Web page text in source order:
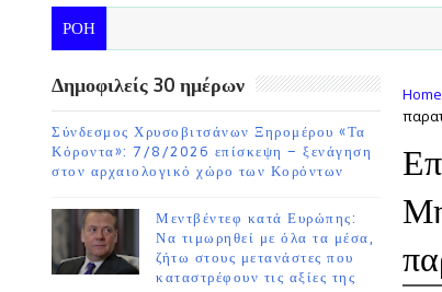
ΡΟΗ
Δημοφιλείς 30 ημέρων
Σύνδεσμος Χρυσοβιτσάνων Ξηρομέρου «Τα
Κόροντα»: 7/8/2026 επίσκεψη – ξενάγηση
στον αρχαιολογικό χώρο των Κορόντων
Μεντβέντεφ κατά Ευρώπης:
Να τιμωρηθεί με όλα τα μέσα,
ζήτω στους μετανάστες που
καταστρέφουν τις αξίες της
Home